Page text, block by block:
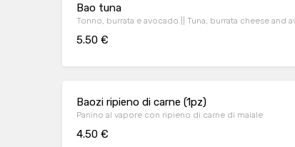
Bao tuna
Tonno, burrata e avocado || Tuna, burrata cheese and
5.50 €
Baozi ripieno di carne (1pz)
Panino al vapore con ripieno di carne di maiale
4.50 €